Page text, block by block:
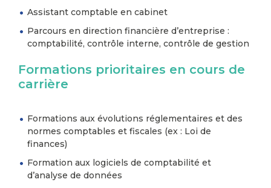
Assistant comptable en cabinet
Parcours en direction financière d’entreprise :
comptabilité, contrôle interne, contrôle de gestion
Formations prioritaires en cours de
carrière
Formations aux évolutions réglementaires et des
normes comptables et fiscales (ex : Loi de
finances)
Formation aux logiciels de comptabilité et
d’analyse de données